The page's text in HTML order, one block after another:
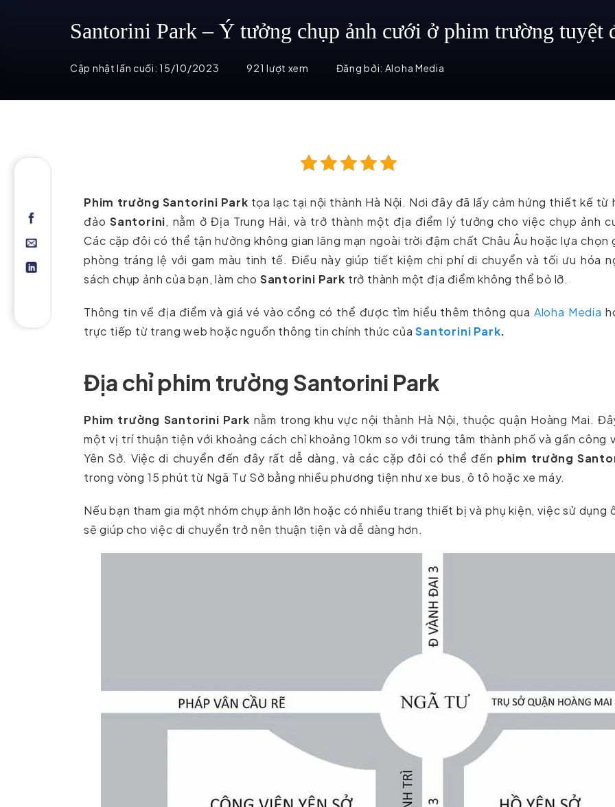
Santorini Park – Ý tưởng chụp ảnh cưới ở phim trường tuyệt
Cập nhật lần cuối:15/10/2023 921 lượt xem Đăng bởi: Aloha Media
Phim trường Santorini Park tọa lạc tại nội thành Hà Nội. Nơi đây đã lấy cảm hứng thiết kế từ
đảo Santorini, nằm ở Địa Trung Hải, và trở thành một địa điểm lý tưởng cho việc chụp ảnh
Các cặp đôi có thể tận hưởng không gian lãng mạn ngoài trời đậm chất Châu Âu hoặc lựa chọn
phòng tráng lệ với gam màu tinh tế. Điều này giúp tiết kiệm chi phí di chuyển và tối ưu hóa
sách chụp ảnh của bạn, làm cho Santorini Park trở thành một địa điểm không thể bỏ lỡ.
Thông tin về địa điểm và giá vé vào cổng có thể được tìm hiểu thêm thông qua Aloha Media
trực tiếp từ trang web hoặc nguồn thông tin chính thức của Santorini Park.
Địa chỉ phim trường Santorini Park
Phim trường Santorini Park nằm trong khu vực nội thành Hà Nội, thuộc quận Hoàng Mai.
một vị trí thuận tiện với khoảng cách chỉ khoảng 10km so với trung tâm thành phố và gần công
Yên Sở. Việc di chuyển đến đây rất dễ dàng, và các cặp đôi có thể đến phim trường
trong vòng 15 phút từ Ngã Tư Sở bằng nhiều phương tiện như xe bus, ô tô hoặc xe máy.
Nếu bạn tham gia một nhóm chụp ảnh lớn hoặc có nhiều trang thiết bị và phụ kiện, việc sử dụng
sẽ giúp cho việc di chuyển trở nên thuận tiện và dễ dàng hơn.